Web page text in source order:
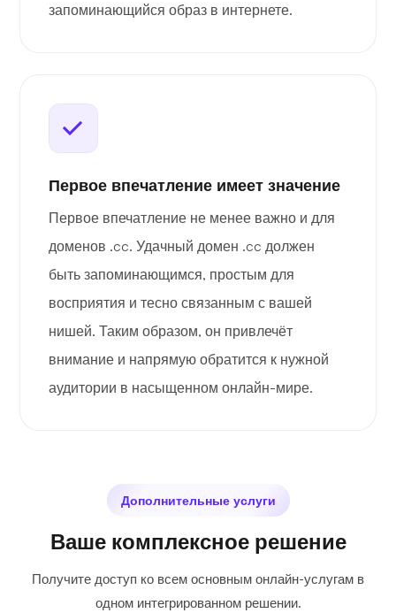
запоминающийся образ в интернете.
Первое впечатление имеет значение
Первое впечатление не менее важно и для
доменов .cc. Удачный домен .cc должен
быть запоминающимся, простым для
восприятия и тесно связанным с вашей
нишей. Таким образом, он привлечёт
внимание и напрямую обратится к нужной
аудитории в насыщенном онлайн-мире.
Дополнительные услуги
Ваше комплексное решение
Получите доступ ко всем основным онлайн-услугам в
одном интегрированном решении.